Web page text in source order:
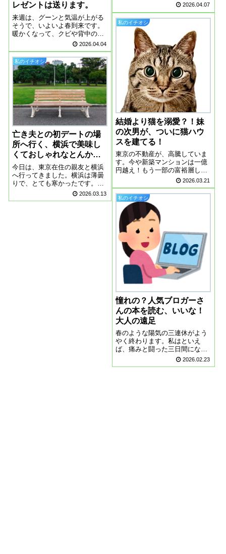
うに母親と歩いています。懐か
しい、私も、あの頃は幸せだっ
たなと思ってしまいます。フォ
ーマルスーツを手放す２０年
前、私にしては高価な紺色のス
ーツを買いました。...
2026.04.07
レゼントは送ります。
来週は、グーンと気温が上がる
そうで、いよいよ春到来です。
暖かくなって、クビや背中の痛
みから解放されました。どこも
痛くないって、こんなに幸せな
ことなんだと、実感していま
す。音信不通の子供たち気が付
くと、娘からも息子からも、一
か月近く音信不通で...
2026.04.04
私のイチオシ
結婚より猫を溺愛？！妹
の次男が、ついに猫ハウ
スを建てる！
東京の不動産が、高騰していま
す。今や新築マンションは一億
円越え！もう一部の富裕層しか
買えない時代になってしまいま
した。あえて結婚をしないで、
独身を貫く人が増えているそう
です女性に限らず、男性もあえ
て一人で生きるを選んでいる方
が増えていく気が...
2026.03.21
私のイチオシ
亡き夫との初デートの場
所へ行く、横浜で美味し
くておしゃれなとんかつ
の店
今日は、東京在住の親友と横浜
へ行ってきました。横浜は薄曇
りで、とても寒かったです。亡
き夫と初デートの場所へ横浜へ
はしょっちゅう行っています
2026.03.13
私のイチオシ
憧れの？人気ブロガーさ
んの本を読む、いいな！
大人の遠足
春のような陽気の三連休がよう
やく終わります。私はといえ
ば、痛みと闘った三日間になっ
てしまいました。今日、祭日で
なければ、まっさきに整形外科
2026.02.23